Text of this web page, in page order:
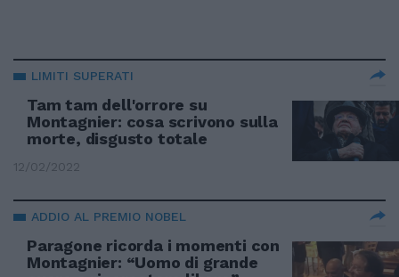
LIMITI SUPERATI
Tam tam dell'orrore su
Montagnier: cosa scrivono sulla
morte, disgusto totale
12/02/2022
ADDIO AL PREMIO NOBEL
Paragone ricorda i momenti con
Montagnier: “Uomo di grande